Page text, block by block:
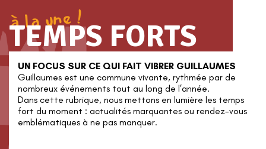
à la une !
TEMPS FORTS
UN FOCUS SUR CE QUI FAIT VIBRER GUILLAUMES
Guillaumes est une commune vivante, rythmée par de
nombreux événements tout au long de l’année.
Dans cette rubrique, nous mettons en lumière les temps
fort du moment : actualités marquantes ou rendez-vous
emblématiques à ne pas manquer.